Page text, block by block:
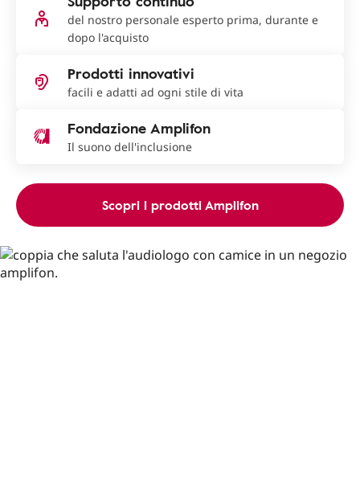
del nostro personale esperto prima, durante e
dopo l'acquisto
Prodotti innovativi
facili e adatti ad ogni stile di vita
Fondazione Amplifon
Il suono dell'inclusione
Scopri i prodotti Amplifon